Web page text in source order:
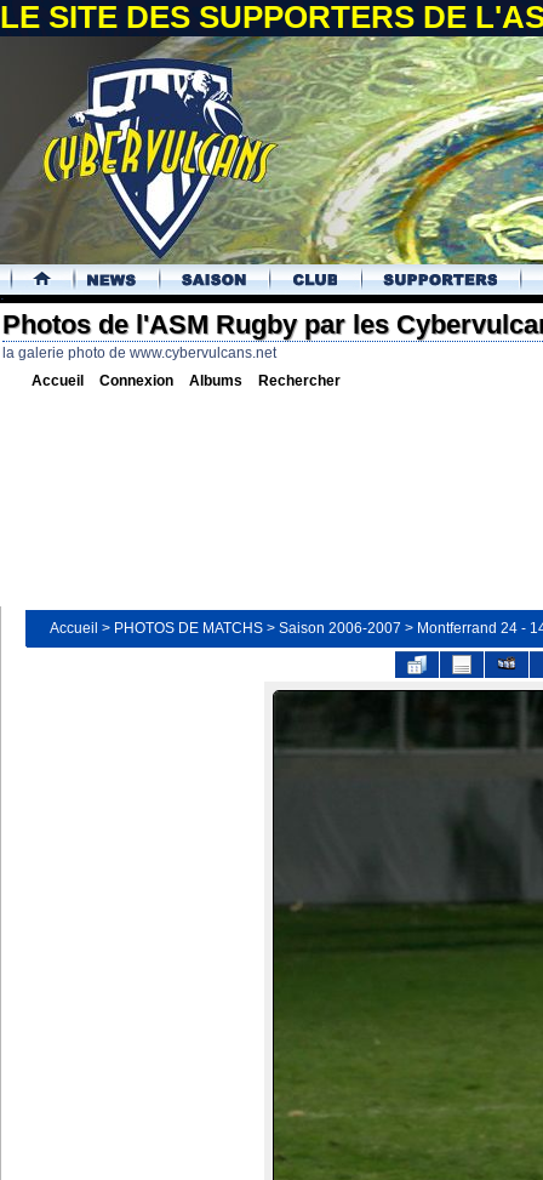
LE SITE DES SUPPORTERS DE
.
Photos de l'ASM Rugby par les
la galerie photo de www.cybervulcans.net
Accueil Connexion Albums Rechercher
Accueil > PHOTOS DE MATCHS > Saison 2006-2007 > Montferrand 24 -